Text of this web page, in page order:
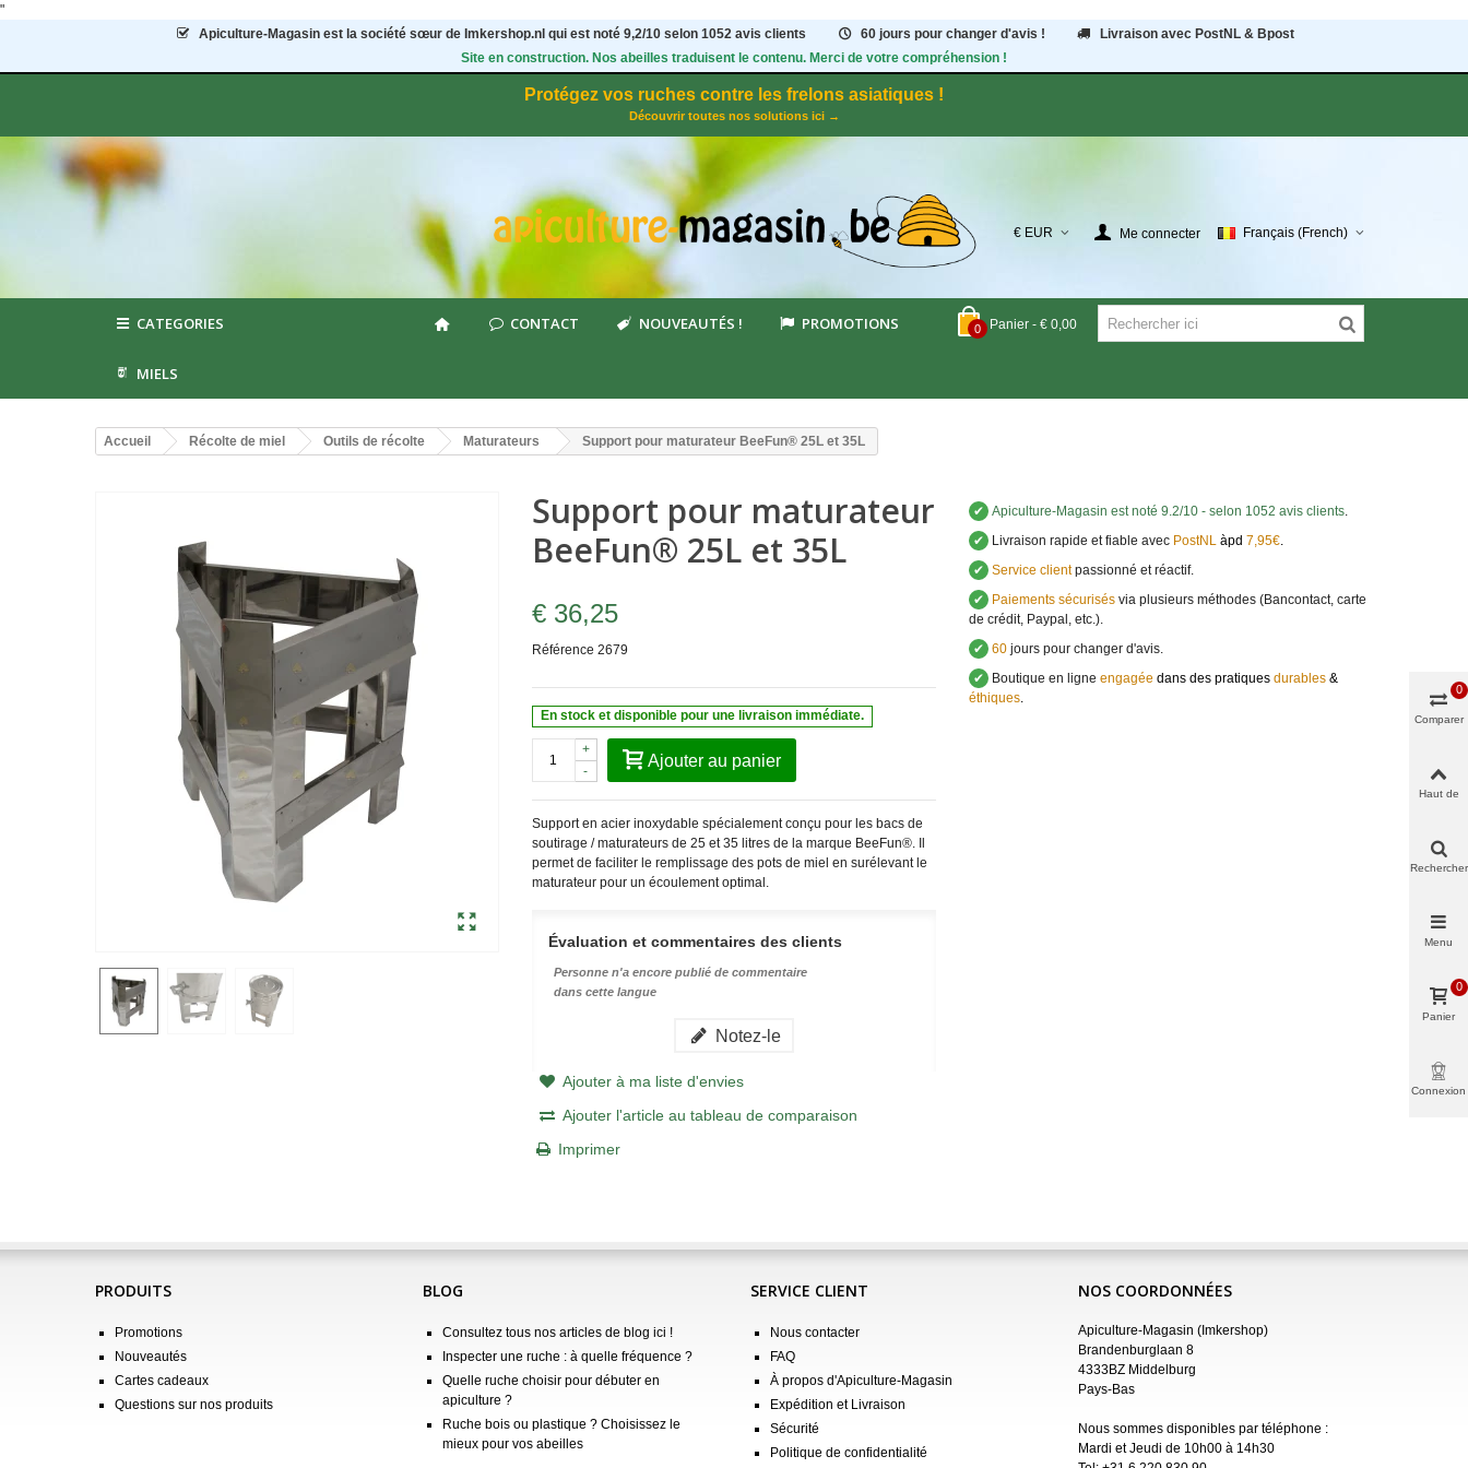
"
Apiculture-Magasin est la société sœur de Imkershop.nl qui est noté 9,2/10 selon 1052avis clients 60 jours pour changer d'avis !
Livraison avec PostNL & Bpost
Site en construction. Nos abeilles traduisent le contenu. Merci de votre compréhension !
Protégez vos ruches contre les frelons asiatiques !
Découvrir toutes nos solutions ici →
€ EUR Me connecter Français (French)
0 Panier - € 0,00
CATEGORIES CONTACT NOUVEAUTÉS ! PROMOTIONS
MIELS
Accueil Récolte de miel Outils de récolte Maturateurs Support pour maturateur BeeFun® 25L et 35L
Support pour maturateur
BeeFun® 25L et 35L
€ 36,25
Référence 2679
En stock et disponible pour une livraison immédiate.
-
+
Ajouter au panier
Support en acier inoxydable spécialement conçu pour les bacs de
soutirage / maturateurs de 25 et 35 litres de la marque BeeFun®. Il
permet de faciliter le remplissage des pots de miel en surélevant le
maturateur pour un écoulement optimal.
Évaluation et commentaires des clients
Personne n'a encore publié de commentaire
dans cette langue
Notez-le
Ajouter à ma liste d'envies
Ajouter l'article au tableau de comparaison
Imprimer
✔ Apiculture-Magasin est noté 9.2/10 - selon 1052 avis clients.
✔ Livraison rapide et fiable avecPostNL àpd 7,95€.
✔ Service clientpassionné et réactif.
✔ Paiements sécurisésvia plusieurs méthodes (Bancontact, carte
de crédit, Paypal, etc.).
✔ 60jours pour changer d'avis.
✔ Boutique en ligne engagée dans des pratiques durables&
éthiques.
PRODUITS
Promotions
Nouveautés
Cartes cadeaux
Questions sur nos produits
BLOG
Consultez tous nos articles de blog ici !
Inspecter une ruche : à quelle fréquence ?
Quelle ruche choisir pour débuter en
apiculture ?
Ruche bois ou plastique ? Choisissez le
mieux pour vos abeilles
SERVICE CLIENT
Nous contacter
FAQ
À propos d'Apiculture-Magasin
Expédition et Livraison
Sécurité
Politique de confidentialité
NOS COORDONNÉES
Apiculture-Magasin (Imkershop)
Brandenburglaan 8
4333BZ Middelburg
Pays-Bas
Nous sommes disponibles par téléphone :
Mardi et Jeudi de 10h00 à 14h30
Comparer
0
Haut de
Rechercher
Menu
Panier
0
Connexion